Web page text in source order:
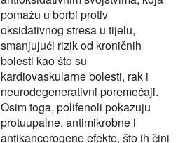
pomažu u borbi protiv
oksidativnog stresa u tijelu,
smanjujući rizik od kroničnih
bolesti kao što su
kardiovaskularne bolesti, rak i
neurodegenerativni poremećaji.
Osim toga, polifenoli pokazuju
protuupalne, antimikrobne i
antikancerogene efekte, što ih čini